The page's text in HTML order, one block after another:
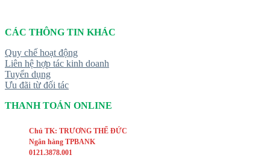
CÁC THÔNG TIN KHÁC
Quy chế hoạt động
Liên hệ hợp tác kinh doanh
Tuyển dụng
Ưu đãi từ đối tác
THANH TOÁN ONLINE
Chủ TK: TRƯƠNG THẾ ĐỨC
Ngân hàng TPBANK
0121.3878.001